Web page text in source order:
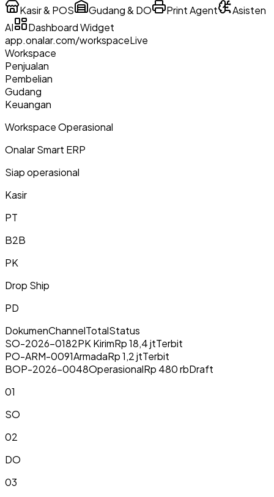
Kasir & POS
Gudang & DO Print Agent
Asisten
AI
Dashboard Widget
app.onalar.com/workspaceLive
Workspace
Penjualan
Pembelian
Gudang
Keuangan
Workspace Operasional
Onalar Smart ERP
Siap operasional
Kasir
PT
B2B
PK
Drop Ship
PD
DokumenChannelTotalStatus
SO-2026-0182PK KirimRp 18,4 jtTerbit
PO-ARM-0091ArmadaRp 1,2 jtTerbit
BOP-2026-0048OperasionalRp 480 rbDraft
01
SO
02
DO
03